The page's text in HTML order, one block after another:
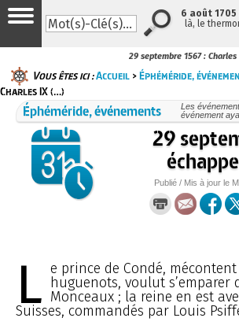
29 septembre 1567 :
Vous êtes ici :Accueil >Éphéméride,
Charles IX (…)
Éphéméride, événements
Les
événement
29
Publié / Mis à jour le
L e prince de Condé,
huguenots, voulut
Monceaux ; la reine en est
Suisses, commandés par Louis
6 août
là, le